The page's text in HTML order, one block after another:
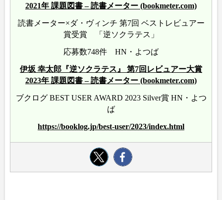
2021年 課題図書 – 読書メーター (bookmeter.com)
読書メーター×ダ・ヴィンチ 第7回 ベストレビュアー
賞受賞 「逆ソクラテス」
応募数748件 HN・よつば
伊坂 幸太郎『逆ソクラテス』 第7回レビュアー大賞
2023年 課題図書 – 読書メーター (bookmeter.com)
ブクログ BEST USER AWARD 2023 Silver賞 HN・よつ
ば
https://booklog.jp/best-user/2023/index.html